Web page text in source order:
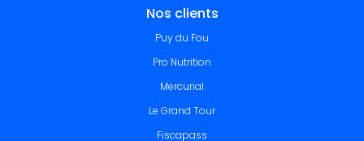
Nos clients
Puy du Fou
Pro Nutrition
Mercurial
Le Grand Tour
Fiscapass